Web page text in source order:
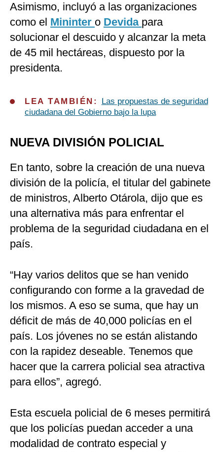
Asimismo, incluyó a las organizaciones
como el Mininter o Devida para
solucionar el descuido y alcanzar la meta
de 45 mil hectáreas, dispuesto por la
presidenta.
LEA TAMBIÉN:
Las propuestas de seguridad
ciudadana del Gobierno bajo la lupa
NUEVA DIVISIÓN POLICIAL
En tanto, sobre la creación de una nueva
división de la policía, el titular del gabinete
de ministros, Alberto Otárola, dijo que es
una alternativa más para enfrentar el
problema de la seguridad ciudadana en el
país.
“Hay varios delitos que se han venido
configurando con forme a la gravedad de
los mismos. A eso se suma, que hay un
déficit de más de 40,000 policías en el
país. Los jóvenes no se están alistando
con la rapidez deseable. Tenemos que
hacer que la carrera policial sea atractiva
para ellos”, agregó.
Esta escuela policial de 6 meses permitirá
que los policías puedan acceder a una
modalidad de contrato especial y